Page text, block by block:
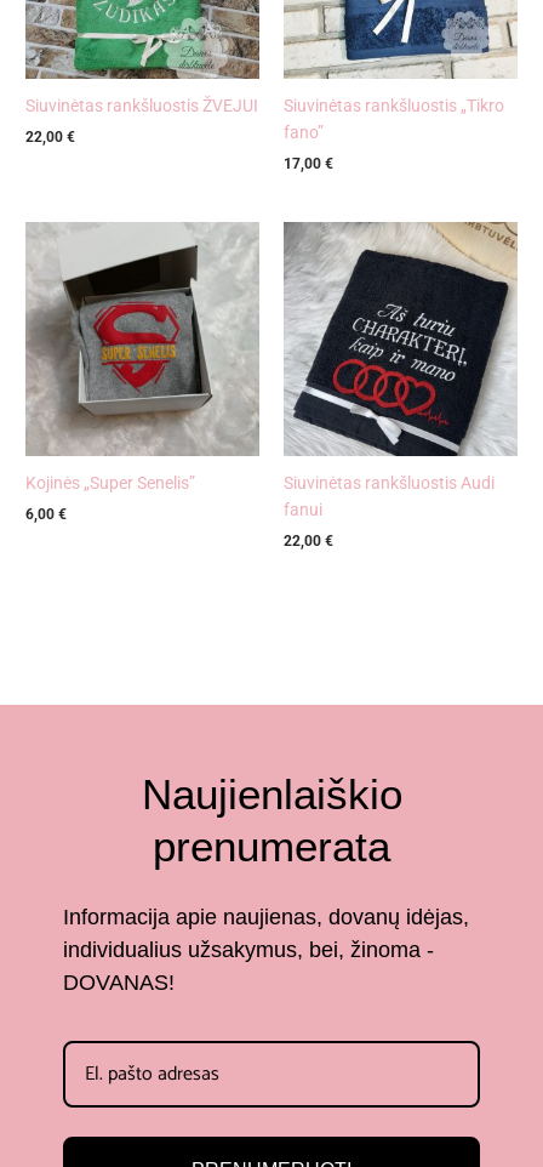
Siuvinėtas rankšluostis ŽVEJUI
22,00€
Siuvinėtas rankšluostis „Tikro
fano”
17,00 €
Kojinės „Super Senelis”
6,00€
Siuvinėtas rankšluostis Audi
fanui
22,00 €
Naujienlaiškio
prenumerata
Informacija apie naujienas, dovanų idėjas,
individualius užsakymus, bei, žinoma -
DOVANAS!